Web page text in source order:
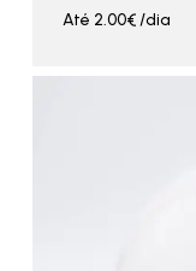
Até 2.00€/dia